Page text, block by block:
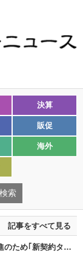
決算
販促
海外
記事をすべて見る
セブン-イレブンnews｜複数店経営と新規加盟促進のため｢新契約タイプ｣策定